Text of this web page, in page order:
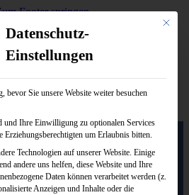
Footer springen
Logo von WM-Sport.
Mit
Datenschutz-
Einstellungen
Sie unsere Website weiter besuchen
und Ihre Einwilligung zu optionalen Services
Erziehungsberechtigten um Erlaubnis bitten.
Technologien auf unserer Website. Einige
andere uns helfen, diese Website und Ihre
Daten können verarbeitet werden (z.
Anzeigen und Inhalte oder die